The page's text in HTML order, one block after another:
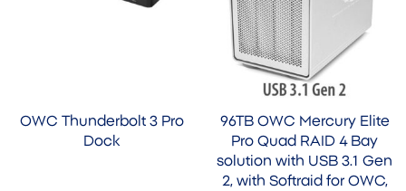
96TB OWC Mercury Elite
Pro Quad RAID 4 Bay
solution with USB 3.1 Gen
2, with Softraid for OWC,
OWC Thunderbolt 3 Pro
Dock